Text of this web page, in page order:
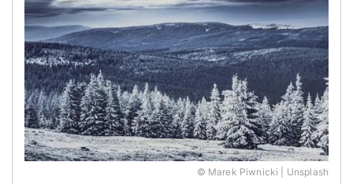
© Marek Piwnicki | Unsplash